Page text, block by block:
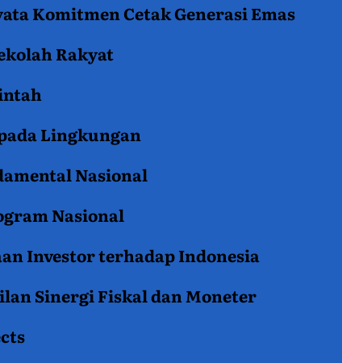
Komitmen Cetak Generasi Emas
Rakyat
Lingkungan
Nasional
Nasional
Investor terhadap Indonesia
Sinergi Fiskal dan Moneter